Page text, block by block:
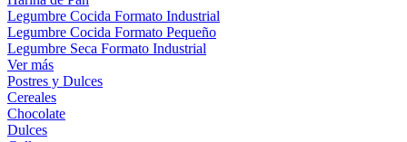
Legumbre Cocida Formato Industrial
Legumbre Cocida Formato Pequeño
Legumbre Seca Formato Industrial
Ver más
Postres y Dulces
Cereales
Chocolate
Dulces